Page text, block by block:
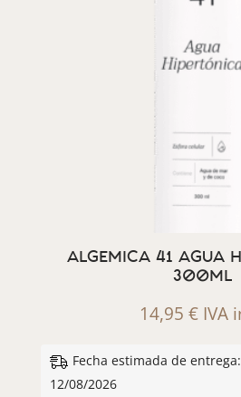
ALGEMICA 41 AGUA
300ML
14,95€ IVA
Fecha estimada de
12/08/2026